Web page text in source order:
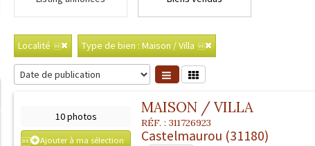
Localité Type de bien : Maison / Villa
10 photos
Ajouter à ma sélection
MAISON / VILLA
RÉF. : 311726923
Castelmaurou (31180)